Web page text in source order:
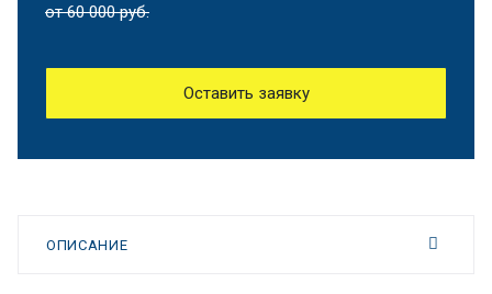
от 60 000 руб.
Оставить заявку
ОПИСАНИЕ